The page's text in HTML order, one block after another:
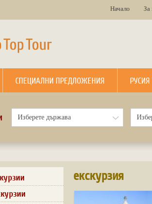
Начало За
СПЕЦИАЛНИ ПРЕДЛОЖЕНИЯ РУСИЯ
екскурзия